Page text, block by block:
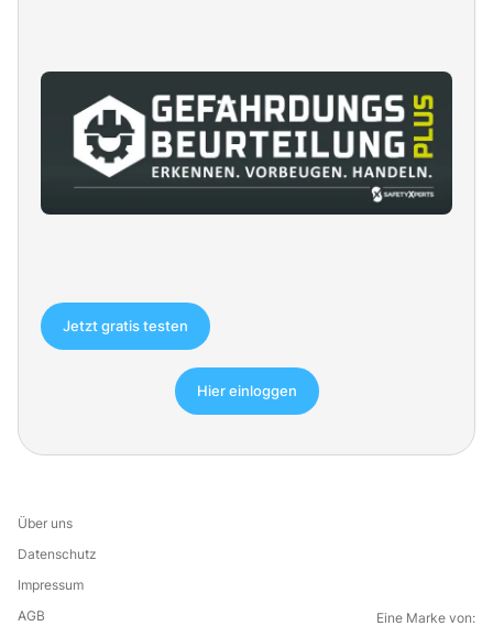
Jetzt gratis testen
Hier einloggen
Über uns
Datenschutz
Impressum
AGB
Eine Marke von: